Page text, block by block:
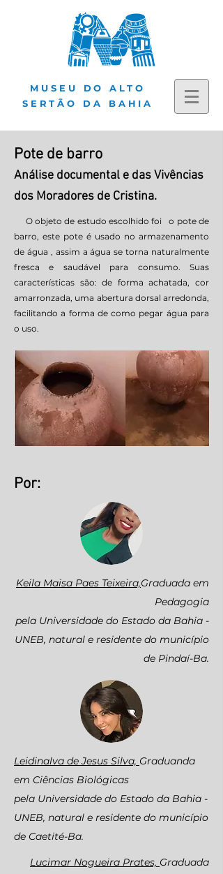
MUSEU DO ALTO
SERTÃO DA BAHIA
Pote de barro
Análise documental e das Vivências
dos Moradores de Cristina.
O objeto de estudo escolhido foi o pote de
barro, este pote é usado no armazenamento
de água , assim a água se torna naturalmente
fresca e saudável para consumo. Suas
características são: de forma achatada, cor
amarronzada, uma abertura dorsal arredonda,
facilitando a forma de como pegar água para
o uso.
Por:
Keila Maisa Paes Teixeira,Graduada em
Pedagogia
pela Universidade do Estado da Bahia -
UNEB, natural e residente do município
de Pindaí-Ba.
Leidinalva de Jesus Silva, Graduanda
em Ciências Biológicas
pela Universidade do Estado da Bahia -
UNEB, natural e residente do município
de Caetité-Ba.
Lucimar Nogueira Prates, Graduada